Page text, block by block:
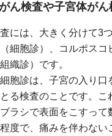
ん検査や子宮体が
には、大きく分けて3
細胞診）、コルポスコ
織診）です。
胞診は、子宮の入り口
る検査のことです。
ラシで表面をこすって
度で、痛みを伴わない